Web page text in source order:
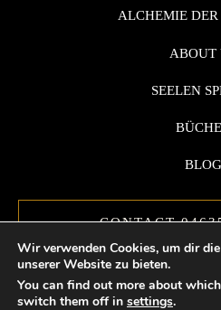
ALCHEMIE DER
ABOUT
SEELEN
BLOG
CONTACT
Wir verwenden Cookies, um dir
unserer Website zu bieten.
You can find out more about
switch them off in settings.